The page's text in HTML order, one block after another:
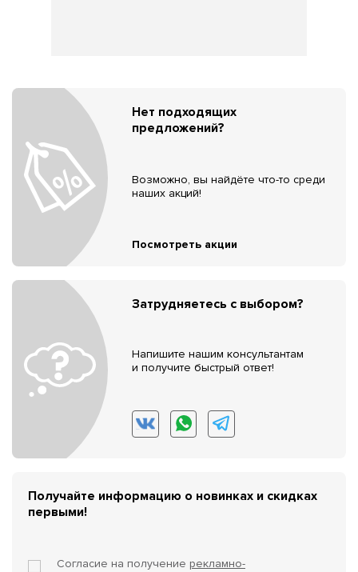
Нет подходящих
предложений?
Возможно, вы найдёте что-то среди
наших акций!
Посмотреть акции
Затрудняетесь с выбором?
Напишите нашим консультантам
и получите быстрый ответ!
Получайте информацию о новинках и скидках
первыми!
Согласие на получение рекламно-